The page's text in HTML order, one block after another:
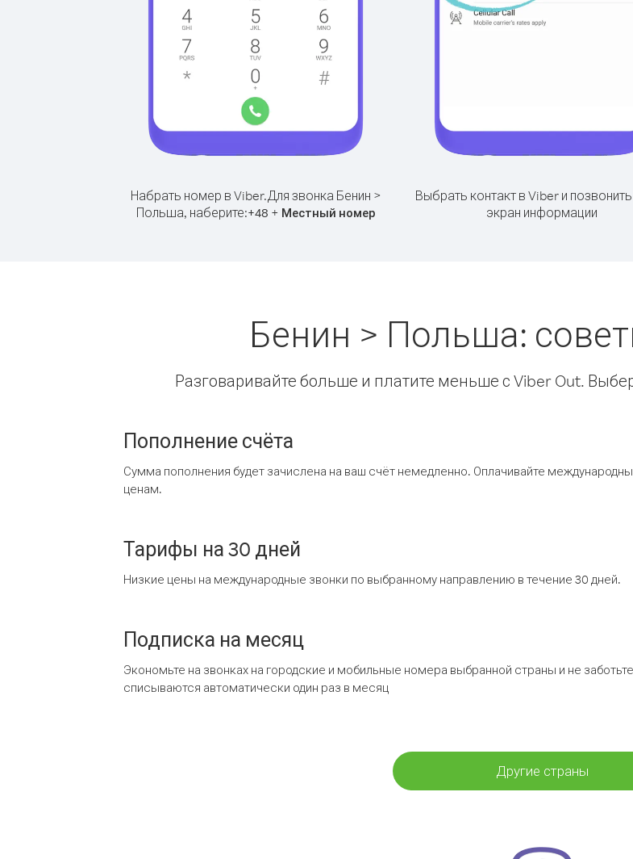
Набрать номер в Viber.Для звонка Бенин >
Польша, наберите:+48 + Местный номер
Выбрать контакт в Viber и
экран информации
Бенин > Польша:
Разговаривайте больше и платите меньше с Viber Out.
Пополнение счёта
Сумма пополнения будет зачислена на ваш счёт немедленно. Оплачивайте
ценам.
Тарифы на 30 дней
Низкие цены на международные звонки по выбранному направлению в течение 30 дней.
Подписка на месяц
Экономьте на звонках на городские и мобильные номера выбранной страны и не
списываются автоматически один раз в месяц
Другие страны